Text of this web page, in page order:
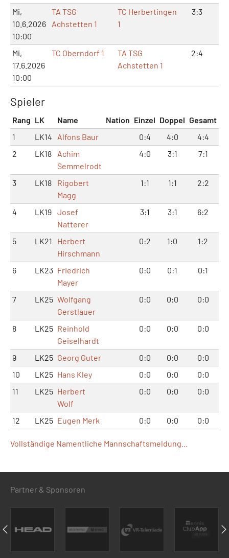
Mi,
10.6.2026
10:00
TA TSG
Achstetten 1
TC Herbertingen
1
3:3
Mi,
17.6.2026
10:00
TC Oberndorf 1
TA TSG
Achstetten 1
2:4
Spieler
Rang LK Name Nation Einzel Doppel Gesamt
1
LK14 Alfons Baur 0:4 4:0
4:4
2
LK18
Achim
Semmelrodt
4:0 3:1 7:1
3 LK18
Rigobert
Magg
1:1 1:1 2:2
4 LK19 Josef
Natterer
3:1 3:1 6:2
5 LK21
Herbert
Hirschmann
0:2 1:0 1:2
6 LK23 Friedrich
Mayer
0:0 0:1 0:1
7 LK25 Wolfgang
Gerstlauer
0:0 0:0 0:0
8 LK25 Reinhold
Geiselhardt
0:0 0:0 0:0
9 LK25 Georg Guter 0:0 0:0
0:0
10
LK25 Hans Kley 0:0 0:0
0:0
11
LK25 Herbert
Wolf
0:0 0:0 0:0
12 LK25 Eugen Merk 0:0 0:0 0:0
Vollständige Namentliche Mannschaftsmeldung...
Partner & Sponsoren